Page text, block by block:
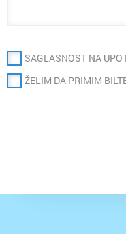
SAGLASNOST NA
ŽELIM DA PRIMIM